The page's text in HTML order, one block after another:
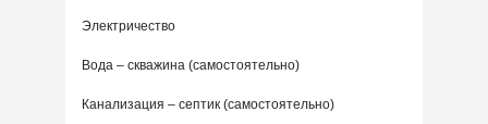
Электричество
Вода – скважина (самостоятельно)
Канализация – септик (самостоятельно)